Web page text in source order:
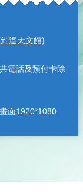
達天文館)
電話及預付卡除
面1920*1080